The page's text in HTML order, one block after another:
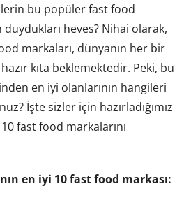
bu popüler fast food
duydukları heves? Nihai olarak,
markaları, dünyanın her bir
kıta beklemektedir. Peki, bu
en iyi olanlarının hangileri
İşte sizler için hazırladığımız
fast food markalarını
en iyi 10 fast food markası: